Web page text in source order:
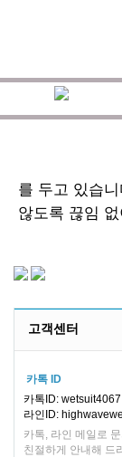
를 두고 있습
않도록 끊임
고객센터
카톡 ID
카톡ID: wetsuit4067
라인ID:
카톡, 라인 메일로
친절하게 안내해 드